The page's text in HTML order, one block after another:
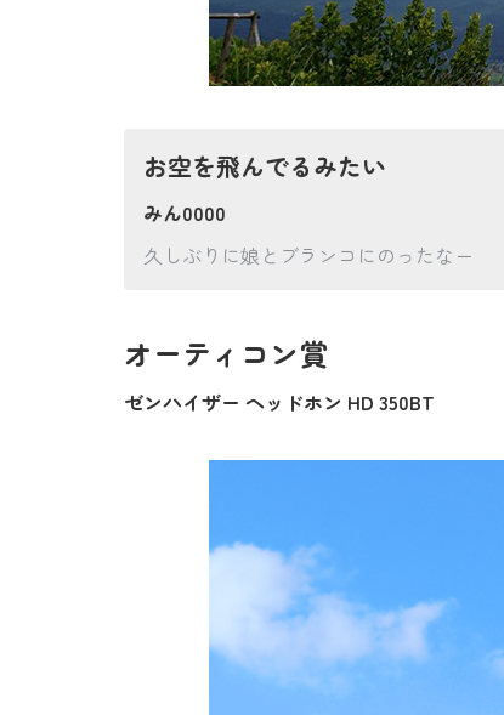
お空を飛んでるみたい
みん0000
久しぶりに娘とブランコにのったなー
オーティコン賞
ゼンハイザー ヘッドホン HD 350BT